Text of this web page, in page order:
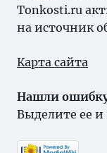
Tonkosti.ru
на источник
Карта сайта
Нашли
Выделите ее